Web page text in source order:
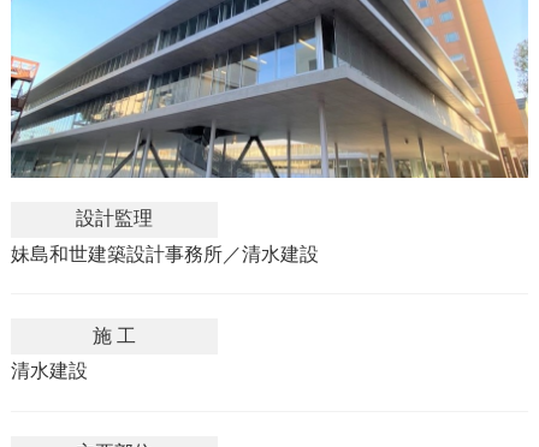
設計監理
妹島和世建築設計事務所／清水建設
施 工
清水建設